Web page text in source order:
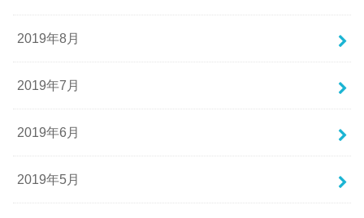
2019年8月
2019年7月
2019年6月
2019年5月